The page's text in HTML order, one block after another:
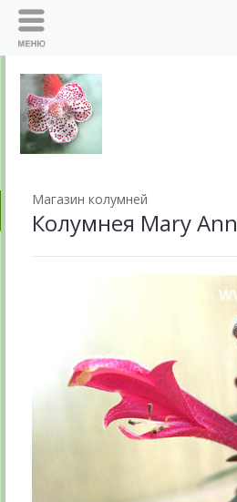
Магазин колумней
Колумнея Mary Ann